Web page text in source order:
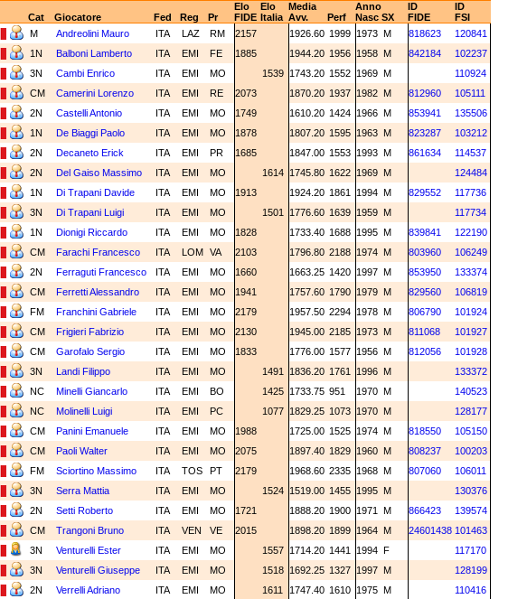
Elo Elo Media Anno ID
ID
Cat Giocatore Fed Reg Pr FIDE Italia Avv. Perf Nasc SX FIDE
FSI
M Andreolini Mauro ITA LAZ RM 2157 1926.60 1999 1973 M 818623
120841
1N Balboni Lamberto ITA EMI FE 1885 1944.20 1956 1958 M 842184
102237
3N Cambi Enrico ITA EMI MO 1539 1743.20 1552 1969 M
110924
CM Camerini Lorenzo ITA EMI RE 2073 1870.20 1937 1982 M 812960
105111
2N Castelli Antonio ITA EMI MO 1749 1610.20 1424 1966 M 853941
135506
1N De Biaggi Paolo ITA EMI MO 1878 1807.20 1595 1963 M 823287
103212
2N Decaneto Erick ITA EMI PR 1685 1847.00 1553 1993 M 861634
114537
2N Del Gaiso Massimo ITA EMI MO 1614 1745.80 1622 1969 M
124484
1N Di Trapani Davide ITA EMI MO 1913 1924.20 1861 1994 M 829552
117736
3N Di Trapani Luigi ITA EMI MO 1501 1776.60 1639 1959 M
117734
1N Dionigi Riccardo ITA EMI MO 1828 1733.40 1688 1995 M 839841
122190
CM Farachi Francesco ITA LOM VA 2103 1796.80 2188 1974 M 803960
106249
2N Ferraguti Francesco ITA EMI MO 1660 1663.25 1420 1997 M 853950
133374
CM Ferretti Alessandro ITA EMI MO 1941 1757.60 1790 1979 M 829560
106819
FM Franchini Gabriele ITA EMI MO 2179 1957.50 2294 1978 M 806790
101924
CM Frigieri Fabrizio ITA EMI MO 2130 1945.00 2185 1973 M 811068
101927
CM Garofalo Sergio ITA EMI MO 1833 1776.00 1577 1956 M 812056
101928
3N Landi Filippo ITA EMI MO 1491 1836.20 1761 1996 M
133372
NC Minelli Giancarlo ITA EMI BO 1425 1733.75 951 1970 M
140523
NC Molinelli Luigi ITA EMI PC 1077 1829.25 1073 1970 M
128177
CM Panini Emanuele ITA EMI MO 1988 1725.00 1525 1974 M 818550
105150
CM Paoli Walter ITA EMI MO 2075 1897.40 1829 1960 M 808237
100203
FM Sciortino Massimo ITA TOS PT 2179 1968.60 2335 1968 M 807060
106011
3N Serra Mattia ITA EMI MO 1524 1519.00 1455 1995 M
130376
2N Setti Roberto ITA EMI MO 1721 1888.20 1900 1971 M 866423
139574
CM Trangoni Bruno ITA VEN VE 2015 1898.20 1899 1964 M 24601438 101463
3N Venturelli Ester ITA EMI MO 1557 1714.20 1441 1994 F
117170
3N Venturelli Giuseppe ITA EMI MO 1518 1692.25 1327 1997 M
128199
2N Verrelli Adriano ITA EMI MO 1611 1747.40 1610 1975 M 110416